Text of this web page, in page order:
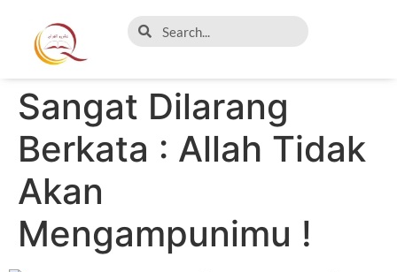
Sangat Dilarang
Berkata : Allah Tidak
Akan
Mengampunimu !